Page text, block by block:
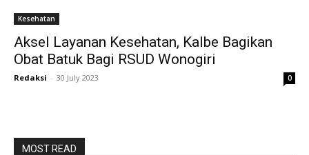
Kesehatan
Aksel Layanan Kesehatan, Kalbe Bagikan
Obat Batuk Bagi RSUD Wonogiri
Redaksi - 30 July 2023 0
MOST READ